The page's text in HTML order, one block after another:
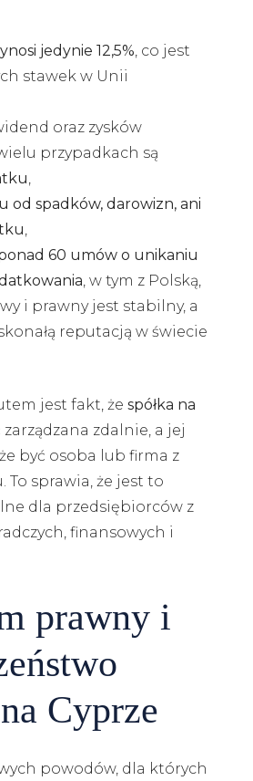
jedynie 12,5%, co jest
stawek w Unii
oraz zysków
przypadkach są
,
od spadków, darowizn, ani
,
60 umów o unikaniu
, w tym z Polską,
i prawny jest stabilny, a
reputacją w świecie
jest fakt, żespółka na
zarządzana zdalnie, a jej
być osoba lub firma z
sprawia, że jest to
dla przedsiębiorców z
finansowych i
prawny i
Cyprze
powodów, dla których